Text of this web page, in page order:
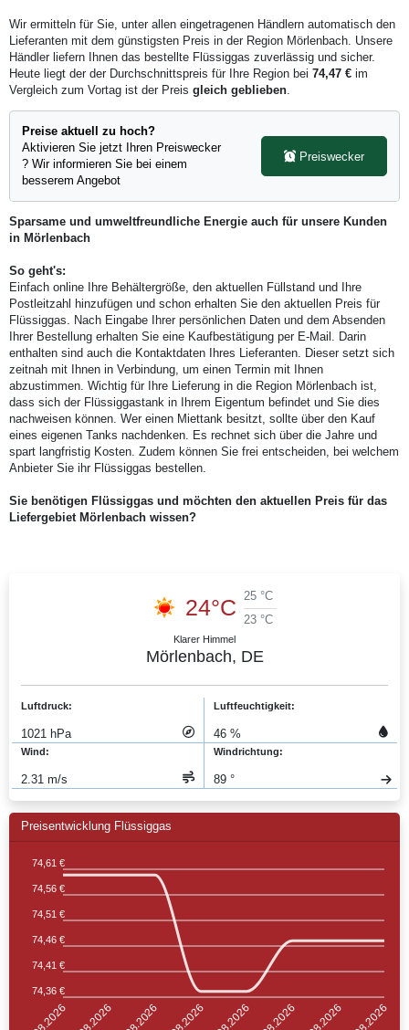
Wir ermitteln für Sie, unter allen eingetragenen Händlern automatisch den
Lieferanten mit dem günstigsten Preis in der Region Mörlenbach. Unsere
Händler liefern Ihnen das bestellte Flüssiggas zuverlässig und sicher.
Heute liegt der der Durchschnittspreis für Ihre Region bei 74,47 €im
Vergleich zum Vortag ist der Preis gleich geblieben.
Preise aktuell zu hoch?
Aktivieren Sie jetzt Ihren Preiswecker
? Wir informieren Sie bei einem
besserem Angebot
Preiswecker
Sparsame und umweltfreundliche Energie auch für unsere Kunden
in Mörlenbach
So geht's:
Einfach online Ihre Behältergröße, den aktuellen Füllstand und Ihre
Postleitzahl hinzufügen und schon erhalten Sie den aktuellen Preis für
Flüssiggas. Nach Eingabe Ihrer persönlichen Daten und dem Absenden
Ihrer Bestellung erhalten Sie eine Kaufbestätigung per E-Mail. Darin
enthalten sind auch die Kontaktdaten Ihres Lieferanten. Dieser setzt sich
zeitnah mit Ihnen in Verbindung, um einen Termin mit Ihnen
abzustimmen. Wichtig für Ihre Lieferung in die Region Mörlenbach ist,
dass sich der Flüssiggastank in Ihrem Eigentum befindet und Sie dies
nachweisen können. Wer einen Miettank besitzt, sollte über den Kauf
eines eigenen Tanks nachdenken. Es rechnet sich über die Jahre und
spart langfristig Kosten. Zudem können Sie frei entscheiden, bei welchem
Anbieter Sie ihr Flüssiggas bestellen.
Sie benötigen Flüssiggas und möchten den aktuellen Preis für das
Liefergebiet Mörlenbach wissen?
24°C 25 °C
23 °C
Klarer Himmel
Mörlenbach, DE
Luftdruck:
1021 hPa
Luftfeuchtigkeit:
46 %
Wind:
2.31 m/s
Windrichtung:
89 °
Preisentwicklung Flüssiggas
74,61 €
74,56 €
74,51 €
74,46 €
74,41 €
74,36 €